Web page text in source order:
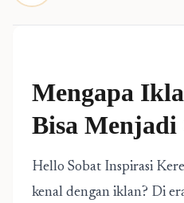
Mengapa
Bisa Menjadi
Hello Sobat Inspirasi
kenal dengan iklan? Di